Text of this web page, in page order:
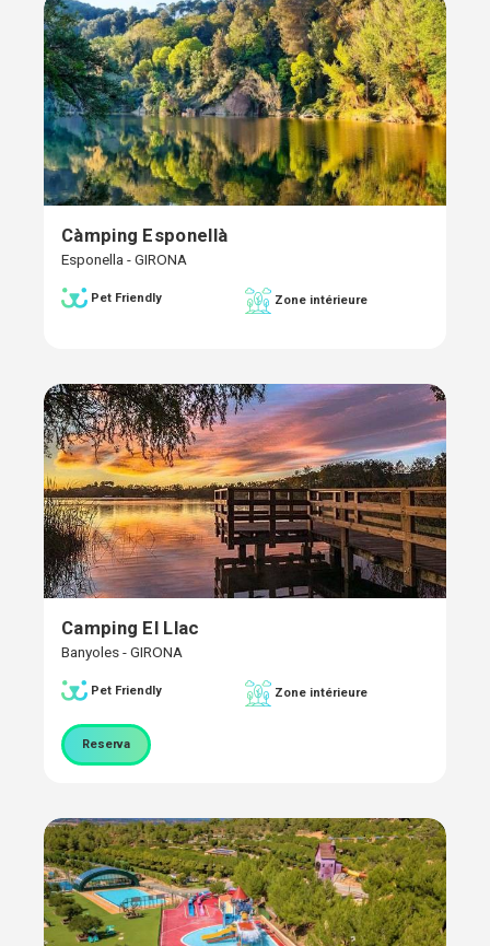
Càmping Esponellà
Esponella - GIRONA
Pet Friendly Zone intérieure
Camping El Llac
Banyoles - GIRONA
Pet Friendly Zone intérieure
Reserva